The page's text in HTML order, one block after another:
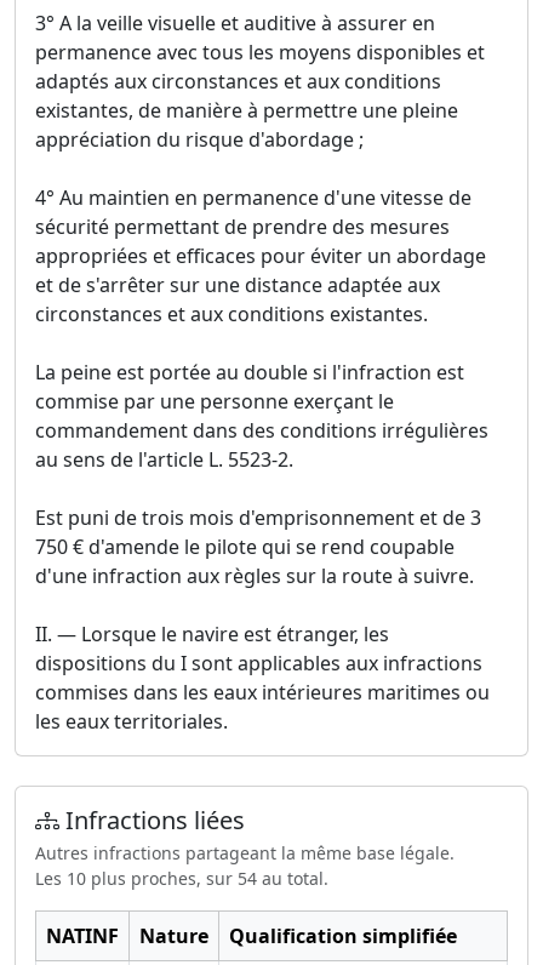
3° A la veille visuelle et auditive à assurer en
permanence avec tous les moyens disponibles et
adaptés aux circonstances et aux conditions
existantes, de manière à permettre une pleine
appréciation du risque d'abordage ;
4° Au maintien en permanence d'une vitesse de
sécurité permettant de prendre des mesures
appropriées et efficaces pour éviter un abordage
et de s'arrêter sur une distance adaptée aux
circonstances et aux conditions existantes.
La peine est portée au double si l'infraction est
commise par une personne exerçant le
commandement dans des conditions irrégulières
au sens de l'article L. 5523-2.
Est puni de trois mois d'emprisonnement et de 3
750 € d'amende le pilote qui se rend coupable
d'une infraction aux règles sur la route à suivre.
II. ― Lorsque le navire est étranger, les
dispositions du I sont applicables aux infractions
commises dans les eaux intérieures maritimes ou
les eaux territoriales.
Infractions liées
Autres infractions partageant la même base légale.
Les 10 plus proches, sur 54 au total.
NATINF Nature Qualification simplifiée